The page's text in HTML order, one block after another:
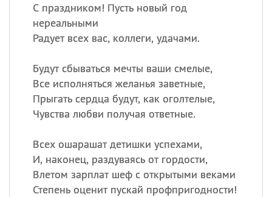
С праздником! Пусть новый год
нереальными
Радует всех вас, коллеги, удачами.
Будут сбываться мечты ваши смелые,
Все исполняться желанья заветные,
Прыгать сердца будут, как оголтелые,
Чувства любви получая ответные.
Всех ошарашат детишки успехами,
И, наконец, раздуваясь от гордости,
Влетом зарплат шеф с открытыми веками
Степень оценит пускай профпригодности!